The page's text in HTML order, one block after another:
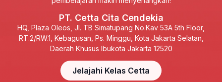
PT. Cetta Cita Cendekia
HQ, Plaza Oleos, Jl. TB Simatupang No.Kav 53A 5th Floor,
RT.2/RW.1, Kebagusan, Ps. Minggu, Kota Jakarta Selatan,
Daerah Khusus Ibukota Jakarta 12520
Jelajahi Kelas Cetta